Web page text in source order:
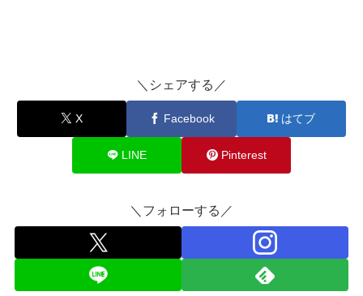
＼シェアする／
X Facebook はてブ
LINE Pinterest
＼フォローする／